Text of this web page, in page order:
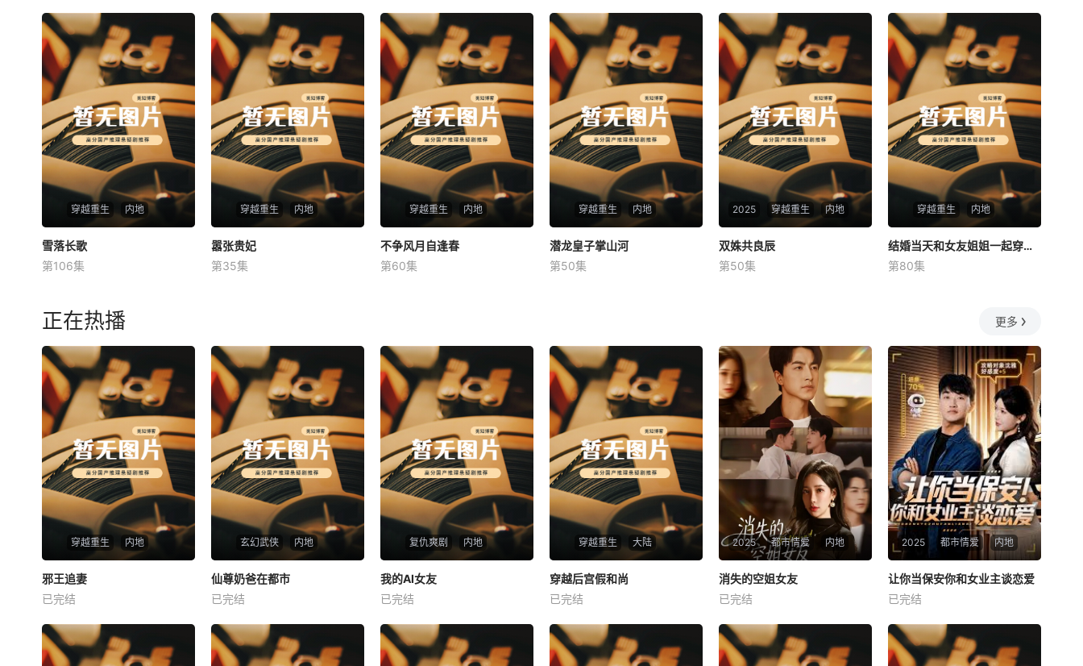
穿越重生 内地
雪落长歌
未知
雪落长歌
第106集
穿越重生 内地
嚣张贵妃
未知
嚣张贵妃
第35集
穿越重生 内地
不争风月自逢春
未知
不争风月自逢春
第60集
穿越重生 内地
潜龙皇子掌山河
未知
潜龙皇子掌山河
第50集
2025 穿越重生 内地
双姝共良辰
未知
双姝共良辰
第50集
穿越重生 内地
结婚当天和女友姐姐一起穿越了
何釗遠、邵依蕊
结婚当天和女友姐姐一起穿越了
第80集
正在热播 更多
穿越重生 内地
邪王追妻
未知
邪王追妻
已完结
玄幻武侠 内地
仙尊奶爸在都市
未知
仙尊奶爸在都市
已完结
复仇爽剧 内地
我的AI女友
未知
我的AI女友
已完结
穿越重生 大陆
穿越后宫假和尚
未知
穿越后宫假和尚
已完结
2025 都市情爱 内地
消失的空姐女友
未知
消失的空姐女友
已完结
2025 都市情爱 内地
未知
让你当保安你和女业主谈恋爱
已完结